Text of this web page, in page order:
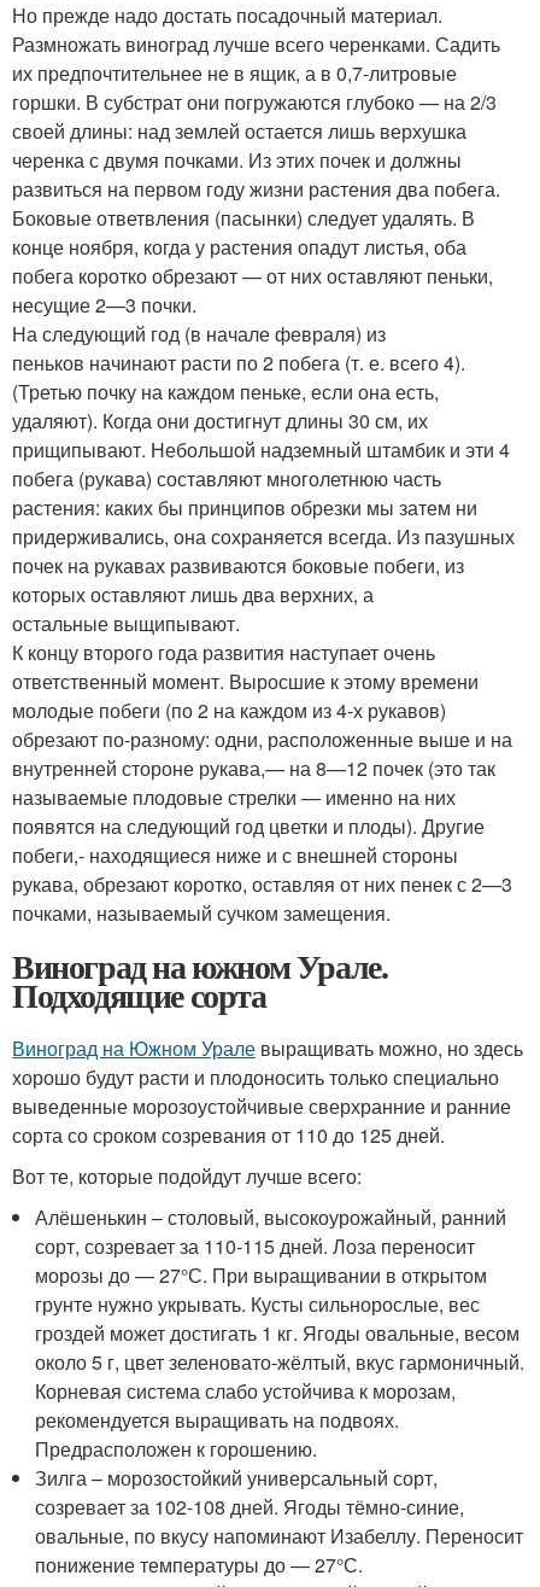
Но прежде надо достать посадочный материал.
Размножать виноград лучше всего черенками. Садить
их предпочтительнее не в ящик, а в 0,7-литровые
горшки. В субстрат они погружаются глубоко — на 2/3
своей длины: над землей остается лишь верхушка
черенка с двумя почками. Из этих почек и должны
развиться на первом году жизни растения два побега.
Боковые ответвления (пасынки) следует удалять. В
конце ноября, когда у растения опадут листья, оба
побега коротко обрезают — от них оставляют пеньки,
несущие 2—3 почки.
На следующий год (в начале февраля) из
пеньков начинают расти по 2 побега (т. е. всего 4).
(Третью почку на каждом пеньке, если она есть,
удаляют). Когда они достигнут длины 30 см, их
прищипывают. Небольшой надземный штамбик и эти 4
побега (рукава) составляют многолетнюю часть
растения: каких бы принципов обрезки мы затем ни
придерживались, она сохраняется всегда. Из пазушных
почек на рукавах развиваются боковые побеги, из
которых оставляют лишь два верхних, а
остальные выщипывают.
К концу второго года развития наступает очень
ответственный момент. Выросшие к этому времени
молодые побеги (по 2 на каждом из 4-х рукавов)
обрезают по-разному: одни, расположенные выше и на
внутренней стороне рукава,— на 8—12 почек (это так
называемые плодовые стрелки — именно на них
появятся на следующий год цветки и плоды). Другие
побеги,- находящиеся ниже и с внешней стороны
рукава, обрезают коротко, оставляя от них пенек с 2—3
почками, называемый сучком замещения.
Виноград на южном Урале.
Подходящие сорта
Виноград на Южном Урале выращивать можно, но здесь
хорошо будут расти и плодоносить только специально
выведенные морозоустойчивые сверхранние и ранние
сорта со сроком созревания от 110 до 125 дней.
Вот те, которые подойдут лучше всего:
Алёшенькин – столовый, высокоурожайный, ранний
сорт, созревает за 110-115 дней. Лоза переносит
морозы до — 27°С. При выращивании в открытом
грунте нужно укрывать. Кусты сильнорослые, вес
гроздей может достигать 1 кг. Ягоды овальные, весом
около 5 г, цвет зеленовато-жёлтый, вкус гармоничный.
Корневая система слабо устойчива к морозам,
рекомендуется выращивать на подвоях.
Предрасположен к горошению.
Зилга – морозостойкий универсальный сорт,
созревает за 102-108 дней. Ягоды тёмно-синие,
овальные, по вкусу напоминают Изабеллу. Переносит
понижение температуры до — 27°С.